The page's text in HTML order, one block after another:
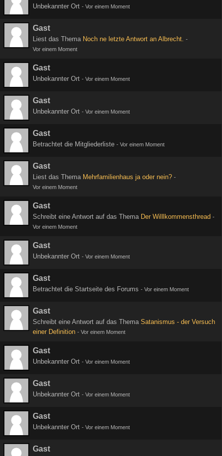
Unbekannter Ort - Vor einem Moment
Gast
Liest das Thema Noch ne letzte Antwort an Albrecht. -
Vor einem Moment
Gast
Unbekannter Ort - Vor einem Moment
Gast
Unbekannter Ort - Vor einem Moment
Gast
Betrachtet die Mitgliederliste - Vor einem Moment
Gast
Liest das Thema Mehrfamilienhaus ja oder nein? -
Vor einem Moment
Gast
Schreibt eine Antwort auf das Thema Der Willlkommensthread -
Vor einem Moment
Gast
Unbekannter Ort - Vor einem Moment
Gast
Betrachtet die Startseite des Forums - Vor einem Moment
Gast
Schreibt eine Antwort auf das Thema Satanismus - der Versuch
einer Definition - Vor einem Moment
Gast
Unbekannter Ort - Vor einem Moment
Gast
Unbekannter Ort - Vor einem Moment
Gast
Unbekannter Ort - Vor einem Moment
Gast